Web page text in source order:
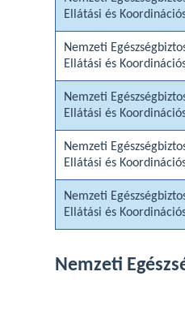
Ellátási és
Nemzeti
Ellátási és
Nemzeti
Ellátási és
Nemzeti
Ellátási és
Nemzeti
Ellátási és
Nemzeti